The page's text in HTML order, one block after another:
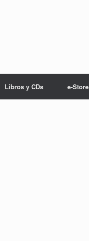
Libros y CDs e-Store